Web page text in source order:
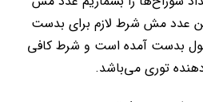
عدد مش شرط لازم برای بدست
بدست آمده است و شرط کافی
توری می‌باشد.